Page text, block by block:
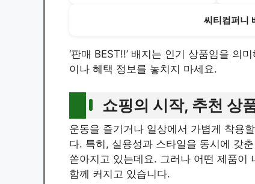
씨티컴퍼니
‘판매 BEST!!’ 배지는 인기 상품임을 의
이나 혜택 정보를 놓치지 마세요.
쇼핑의 시작, 추천 상
운동을 즐기거나 일상에서 가볍게 착용
다. 특히, 실용성과 스타일을 동시에 갖
쏟아지고 있는데요. 그러나 어떤 제품이
함께 커지고 있습니다.